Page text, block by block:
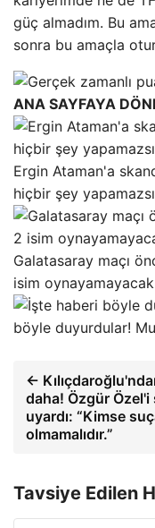
güç almadım. Bu
sonra bu amaçla
ANA SAYFAYA
Ergin Ataman'a
hiçbir şey
Galatasaray maçı
isim oynayamayacak
böyle duyurdular!
←
daha! Özgür
uyardı: “Kimse
olmamalıdır.”
Tavsiye Edilen